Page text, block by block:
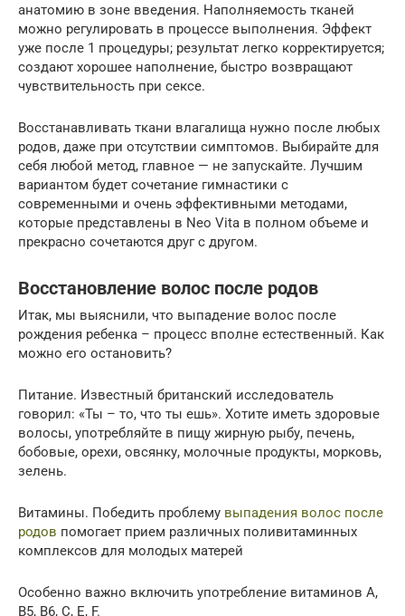
анатомию в зоне введения. Наполняемость тканей
можно регулировать в процессе выполнения. Эффект
уже после 1 процедуры; результат легко корректируется;
создают хорошее наполнение, быстро возвращают
чувствительность при сексе.
Восстанавливать ткани влагалища нужно после любых
родов, даже при отсутствии симптомов. Выбирайте для
себя любой метод, главное — не запускайте. Лучшим
вариантом будет сочетание гимнастики с
современными и очень эффективными методами,
которые представлены в Neo Vita в полном объеме и
прекрасно сочетаются друг с другом.
Восстановление волос после родов
Итак, мы выяснили, что выпадение волос после
рождения ребенка – процесс вполне естественный. Как
можно его остановить?
Питание. Известный британский исследователь
говорил: «Ты – то, что ты ешь». Хотите иметь здоровые
волосы, употребляйте в пищу жирную рыбу, печень,
бобовые, орехи, овсянку, молочные продукты, морковь,
зелень.
Витамины. Победить проблему выпадения волос после
родов помогает прием различных поливитаминных
комплексов для молодых матерей
Особенно важно включить употребление витаминов A,
B5, B6, C, E, F.